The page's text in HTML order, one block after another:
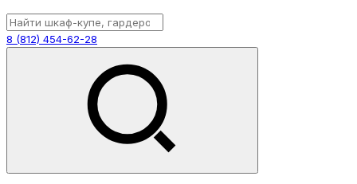
8 (812) 454-62-28